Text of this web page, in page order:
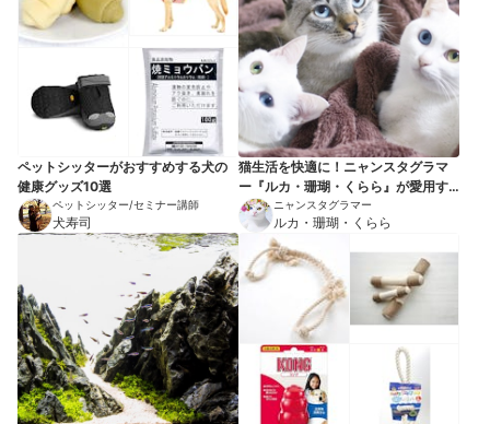
ペットシッターがおすすめする犬の
健康グッズ10選
ペットシッター/セミナー講師
犬寿司
猫生活を快適に！ニャンスタグラマ
ー『ルカ・珊瑚・くらら』が愛用す
る猫用品10選
ニャンスタグラマー
ルカ・珊瑚・くらら